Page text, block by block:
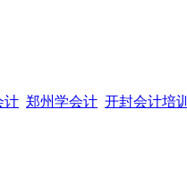
计 郑州学会计 开封会计培